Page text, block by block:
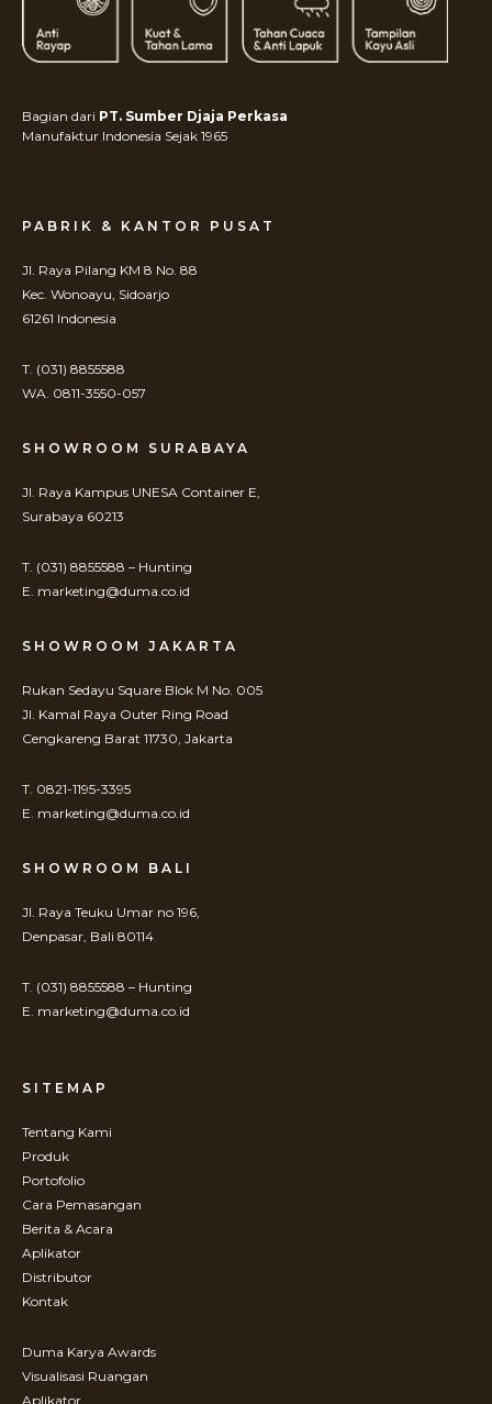
Bagian dari PT. Sumber Djaja Perkasa
Manufaktur Indonesia Sejak 1965
PABRIK & KANTOR PUSAT
Jl. Raya Pilang KM 8 No. 88
Kec. Wonoayu, Sidoarjo
61261 Indonesia
T. (031) 8855588
WA. 0811-3550-057
SHOWROOM SURABAYA
Jl. Raya Kampus UNESA Container E,
Surabaya 60213
T. (031) 8855588 – Hunting
E. marketing@duma.co.id
SHOWROOM JAKARTA
Rukan Sedayu Square Blok M No. 005
Jl. Kamal Raya Outer Ring Road
Cengkareng Barat 11730, Jakarta
T. 0821-1195-3395
E. marketing@duma.co.id
SHOWROOM BALI
Jl. Raya Teuku Umar no 196,
Denpasar, Bali 80114
T. (031) 8855588 – Hunting
E. marketing@duma.co.id
SITEMAP
Tentang Kami
Produk
Portofolio
Cara Pemasangan
Berita & Acara
Aplikator
Distributor
Kontak
Duma Karya Awards
Visualisasi Ruangan
Aplikator